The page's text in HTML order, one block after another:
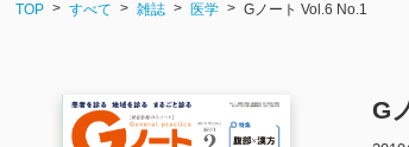
TOP すべて 雑誌 医学 Gノート Vol.6 No.1
G